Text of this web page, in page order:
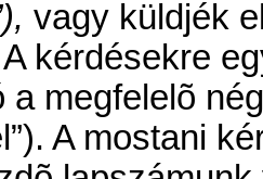
vagy küldjék
A kérdésekre
a megfelelõ
A mostani